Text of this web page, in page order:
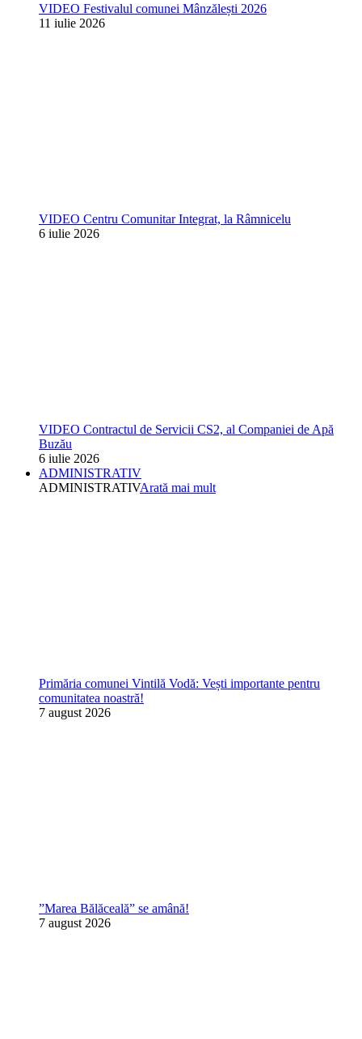
VIDEO Festivalul comunei Mânzălești 2026
11 iulie 2026
VIDEO Centru Comunitar Integrat, la Râmnicelu
6 iulie 2026
VIDEO Contractul de Servicii CS2, al Companiei de Apă
Buzău
6 iulie 2026
ADMINISTRATIV
ADMINISTRATIVArată mai mult
Primăria comunei Vintilă Vodă: Vești importante pentru
comunitatea noastră!
7 august 2026
”Marea Bălăceală” se amână!
7 august 2026